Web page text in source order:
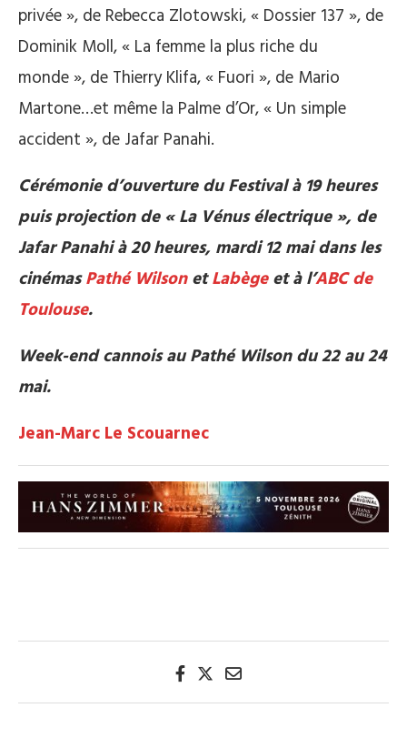
privée », de Rebecca Zlotowski, « Dossier 137 », de
Dominik Moll, « La femme la plus riche du
monde », de Thierry Klifa, « Fuori », de Mario
Martone…et même la Palme d’Or, « Un simple
accident », de Jafar Panahi.
Cérémonie d’ouverture du Festival à 19 heures
puis projection de « La Vénus électrique », de
Jafar Panahi à 20 heures, mardi 12 mai dans les
cinémasPathé WilsonetLabègeet à l’ABC de
Toulouse.
Week-end cannois au Pathé Wilson du 22 au 24
mai.
Jean-Marc Le Scouarnec